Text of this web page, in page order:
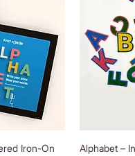
Iron-On
Alphabet –